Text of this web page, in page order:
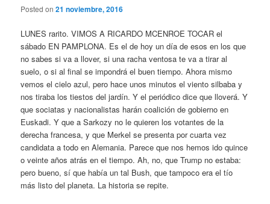
Posted on21 noviembre, 2016
LUNES rarito. VIMOS A RICARDO MCENROE TOCAR el
sábado EN PAMPLONA. Es el de hoy un día de esos en los que
no sabes si va a llover, si una racha ventosa te va a tirar al
suelo, o si al final se impondrá el buen tiempo. Ahora mismo
vemos el cielo azul, pero hace unos minutos el viento silbaba y
nos tiraba los tiestos del jardín. Y el periódico dice que lloverá. Y
que sociatas y nacionalistas harán coalición de gobierno en
Euskadi. Y que a Sarkozy no le quieren los votantes de la
derecha francesa, y que Merkel se presenta por cuarta vez
candidata a todo en Alemania. Parece que nos hemos ido quince
o veinte años atrás en el tiempo. Ah, no, que Trump no estaba:
pero bueno, sí que había un tal Bush, que tampoco era el tío
más listo del planeta. La historia se repite.